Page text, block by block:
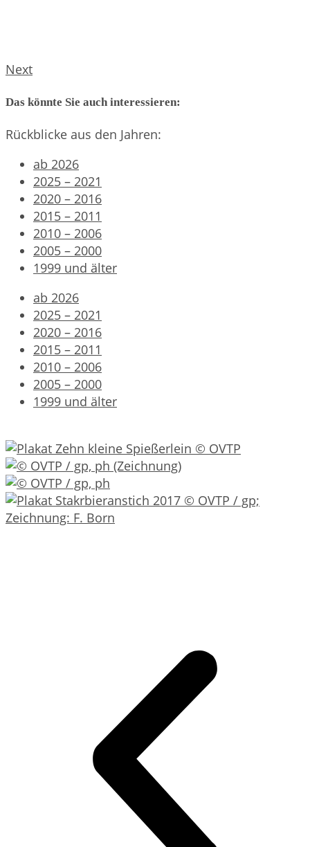
Next
Das könnte Sie auch interessieren:
Rückblicke aus den Jahren:
ab 2026
2025 – 2021
2020 – 2016
2015 – 2011
2010 – 2006
2005 – 2000
1999 und älter
ab 2026
2025 – 2021
2020 – 2016
2015 – 2011
2010 – 2006
2005 – 2000
1999 und älter